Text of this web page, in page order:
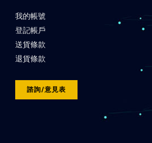
我的帳號
登記帳戶
送貨條款
退貨條款
諮詢/意見表